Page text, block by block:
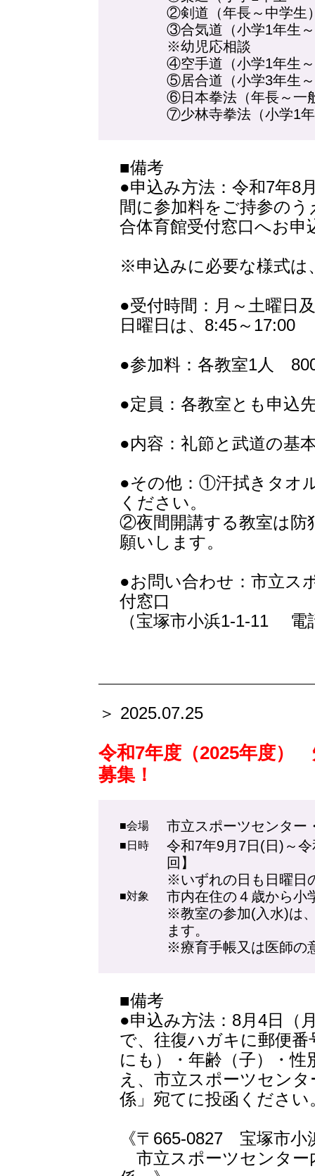
②剣道（年長～中学
③合気道（小学1年生
※幼児応相談
④空手道（小学1年生
⑤居合道（小学3年生
⑥日本拳法（年長～一
⑦少林寺拳法（小学1
■備考
●申込み方法：令和7年8
間に参加料をご持参の
合体育館受付窓口へお申
※申込みに必要な様式は
●受付時間：月～土曜日
日曜日は、8:45～17:00
●参加料：各教室1人
●定員：各教室とも申込
●内容：礼節と武道の基
●その他：①汗拭きタオ
ください。
②夜間開講する教室は防
願いします。
●お問い合わせ：市立ス
付窓口
（宝塚市小浜1-1-11 電
＞ 2025.07.25
令和7年度（2025年度）
募集！
■会場 市立スポーツセンター
■日時
令和7年9月7日(日)～
回】
※いずれの日も日曜日
■対象
市内在住の４歳から小
※教室の参加(入水)は
ます。
※療育手帳又は医師
■備考
●申込み方法：8月4日（
で、往復ハガキに郵便
にも）・年齢（子）・
え、市立スポーツセン
係」宛てに投函ください
《〒665-0827 宝塚市小
市立スポーツセンター